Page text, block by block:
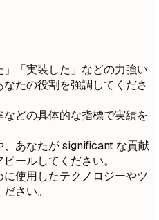
」「実装した」などの力強い
たの役割を強調してくださ
どの具体的な指標で実績を
、あなたが significant な貢献
ールしてください。
使用したテクノロジーやツ
さい。